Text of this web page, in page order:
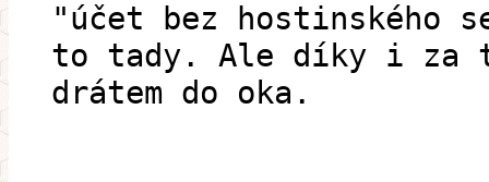
"účet bez hostinského
to tady. Ale díky i za
drátem do oka.